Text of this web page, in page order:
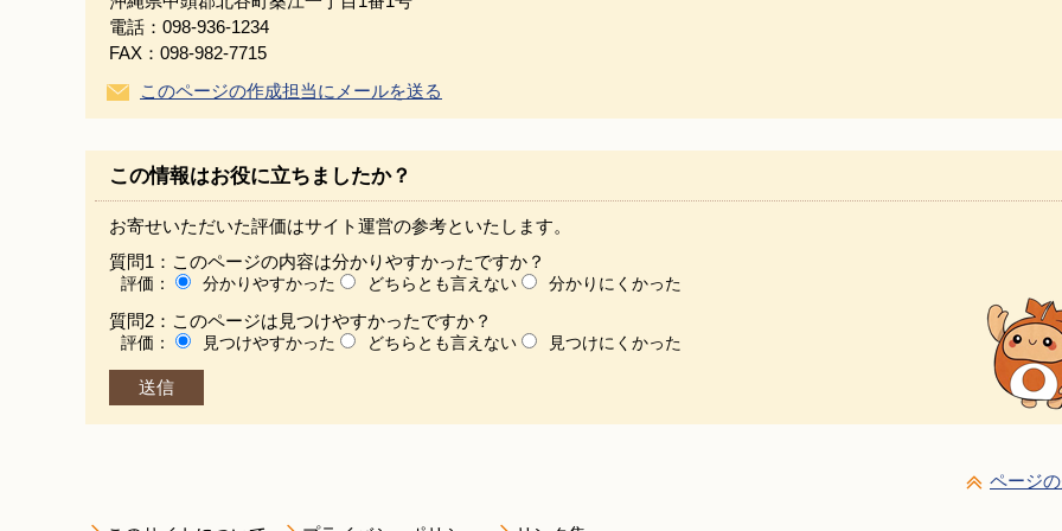
電話：098-936-1234
FAX：098-982-7715
このページの作成担当にメールを送る
この情報はお役に立ちましたか？
お寄せいただいた評価はサイト運営の参考といたします。
質問1：このページの内容は分かりやすかったですか？
評価： 分かりやすかった どちらとも言えない 分かりにくかった
質問2：このページは見つけやすかったですか？
評価： 見つけやすかった どちらとも言えない 見つけにくかった
ページ